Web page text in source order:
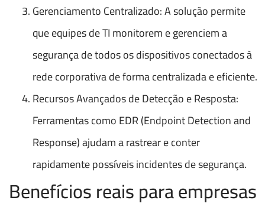
Gerenciamento Centralizado: A solução permite
que equipes de TI monitorem e gerenciem a
segurança de todos os dispositivos conectados à
rede corporativa de forma centralizada e eficiente.
Recursos Avançados de Detecção e Resposta:
Ferramentas como EDR (Endpoint Detection and
Response) ajudam a rastrear e conter
rapidamente possíveis incidentes de segurança.
Benefícios reais para empresas